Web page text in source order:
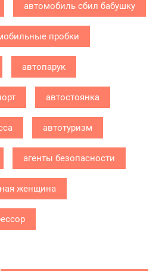
автомобиль сбил бабушку
пробки
автопарук
автостоянка
автотуризм
агенты безопасности
женщина